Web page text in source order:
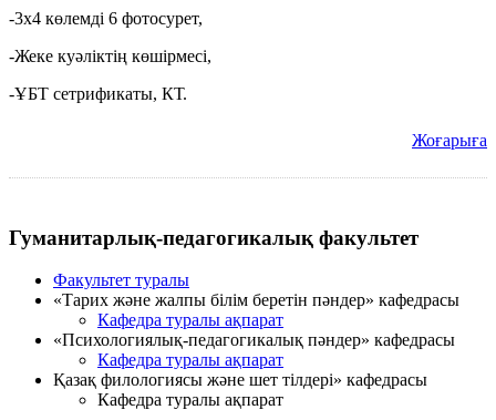
-3х4 көлемді 6 фотосурет,
-Жеке куәліктің көшірмесі,
-ҰБТ сетрификаты, КТ.
Жоғарыға
Гуманитарлық-педагогикалық факультет
Факультет туралы
«Тарих және жалпы білім беретін пәндер» кафедрасы
Кафедра туралы ақпарат
«Психологиялық-педагогикалық пәндер» кафедрасы
Кафедра туралы ақпарат
Қазақ филологиясы және шет тілдері» кафедрасы
Кафедра туралы ақпарат